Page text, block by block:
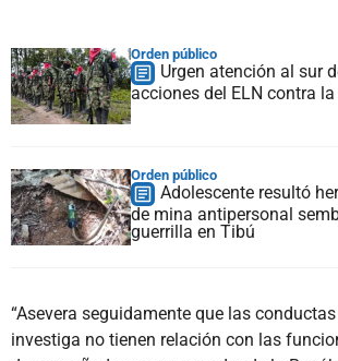
Orden público
Urgen atención al sur
acciones del ELN contra
Orden público
Adolescente resultó
de mina antipersonal
guerrilla en Tibú
“Asevera seguidamente que las
investiga no tienen relación con las